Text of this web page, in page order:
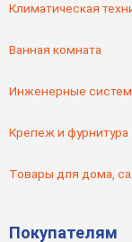
Климатическая
Ванная комната
Инженерные
Крепеж и фурнитура
Товары для дома,
Покупателям